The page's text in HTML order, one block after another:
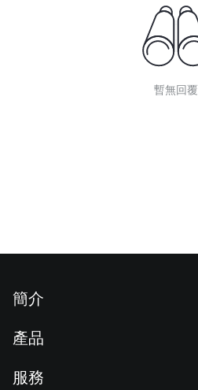
暫無回覆
簡介
新聞中心
產品
服務